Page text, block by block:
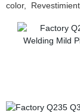
color,